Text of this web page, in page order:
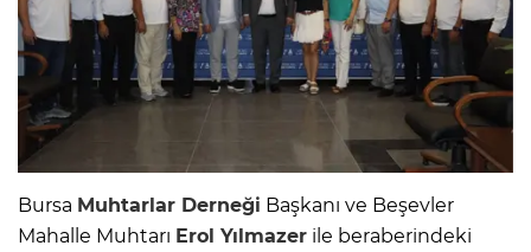
Bursa Muhtarlar Derneği Başkanı ve Beşevler
Mahalle Muhtarı Erol Yılmazer ile beraberindeki